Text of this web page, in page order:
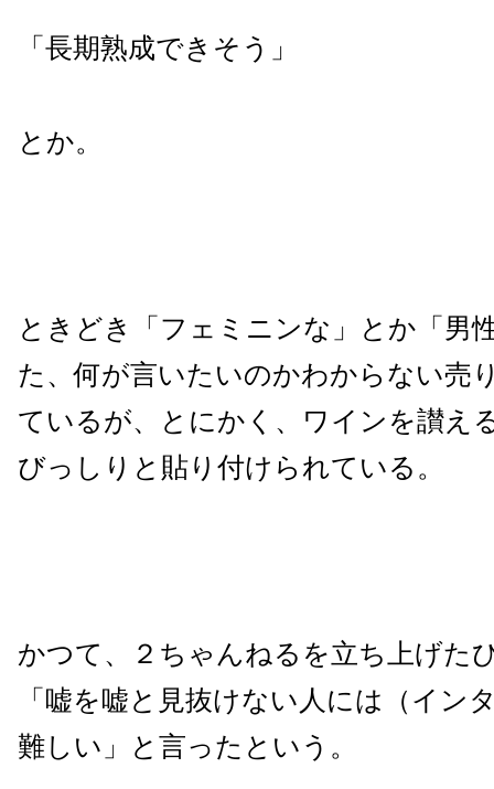
「長期熟成できそう」
とか。
ときどき「フェミニンな」とか「男
た、何が言いたいのかわからない売
ているが、とにかく、ワインを讃え
びっしりと貼り付けられている。
かつて、２ちゃんねるを立ち上げた
「嘘を嘘と見抜けない人には（イン
難しい」と言ったという。